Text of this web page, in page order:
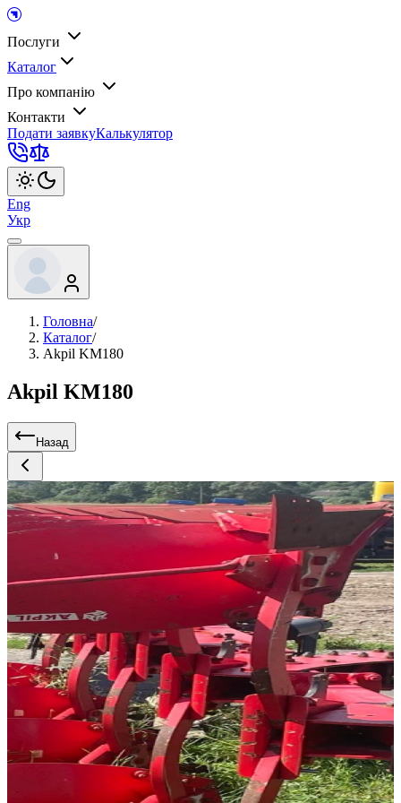
Послуги
Каталог
Про компанію
Контакти
Подати заявкуКалькулятор
Eng
Укр
Головна/
Каталог/
Akpil KM180
Akpil KM180
Назад